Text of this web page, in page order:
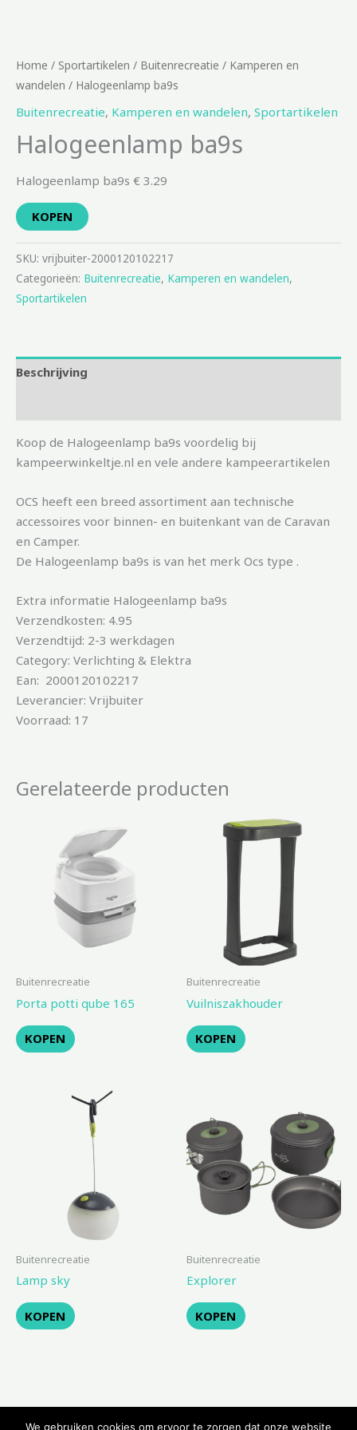
Home / Sportartikelen / Buitenrecreatie / Kamperen en
wandelen / Halogeenlamp ba9s
Buitenrecreatie, Kamperen en wandelen, Sportartikelen
Halogeenlamp ba9s
Halogeenlamp ba9s € 3.29
KOPEN
SKU: vrijbuiter-2000120102217
Categorieën: Buitenrecreatie, Kamperen en wandelen,
Sportartikelen
Beschrijving
Koop de Halogeenlamp ba9s voordelig bij
kampeerwinkeltje.nl en vele andere kampeerartikelen
OCS heeft een breed assortiment aan technische
accessoires voor binnen- en buitenkant van de Caravan
en Camper.
De Halogeenlamp ba9s is van het merk Ocs type .
Extra informatie Halogeenlamp ba9s
Verzendkosten: 4.95
Verzendtijd: 2-3 werkdagen
Category: Verlichting & Elektra
Ean: 2000120102217
Leverancier: Vrijbuiter
Voorraad: 17
Gerelateerde producten
Buitenrecreatie
Porta potti qube 165
KOPEN
Buitenrecreatie
Vuilniszakhouder
KOPEN
Buitenrecreatie
Lamp sky
KOPEN
Buitenrecreatie
Explorer
KOPEN
We gebruiken cookies om ervoor te zorgen dat onze website